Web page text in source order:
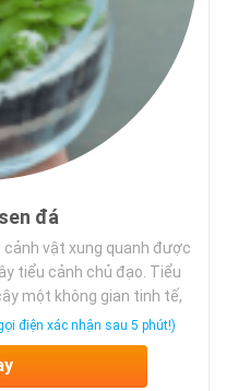
đá
cảnh vật xung quanh được
tiểu cảnh chủ đạo. Tiểu
một không gian tinh tế,
và các loại tiểu cảnh sen
…
điện xác nhận sau 5 phút!)